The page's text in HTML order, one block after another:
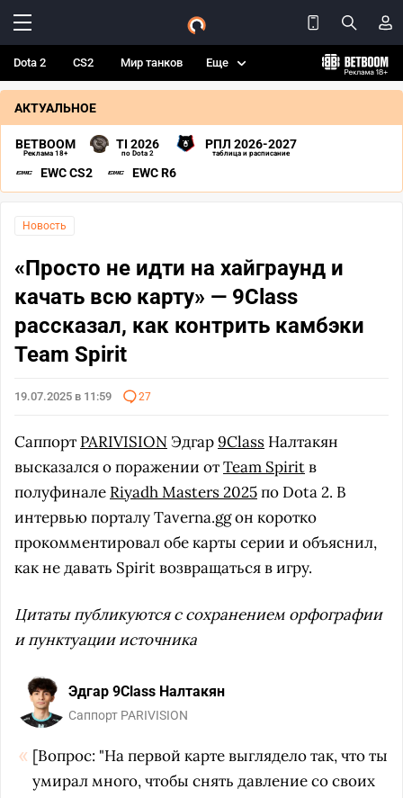
Dota 2 CS2 Мир танков Еще
АКТУАЛЬНОЕ
BETBOOM
Реклама 18+
TI 2026
по Dota 2
РПЛ 2026-2027
таблица и расписание
EWC CS2 EWC R6
Новость
«Просто не идти на хайграунд и
качать всю карту» — 9Class
рассказал, как контрить камбэки
Team Spirit
19.07.2025 в 11:59 27
Саппорт PARIVISIONЭдгар9Class Налтакян
высказался о поражении отTeam Spiritв
полуфинале Riyadh Masters 2025по Dota 2. В
интервью порталу Taverna.gg он коротко
прокомментировал обе карты серии и объяснил,
как не давать Spirit возвращаться в игру.
Цитаты публикуются с сохранением орфографии
и пунктуации источника
Эдгар 9Class Налтакян
Саппорт PARIVISION
[Вопрос: "На первой карте выглядело так, что ты
умирал много, чтобы снять давление со своих